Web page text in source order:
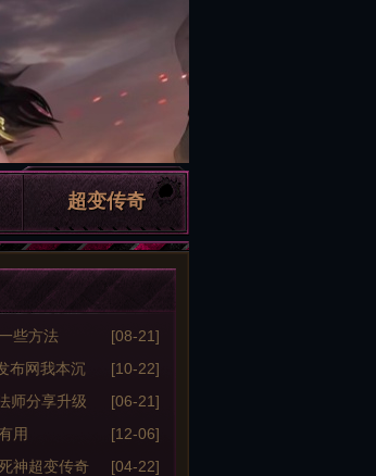
超变传奇
些方法
[08-21]
布网我本沉
[10-22]
师分享升级
[06-21]
用
[12-06]
神超变传奇
[04-22]